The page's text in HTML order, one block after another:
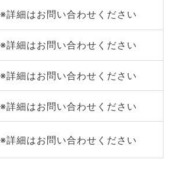
※詳細はお問い合わせください
※詳細はお問い合わせください
※詳細はお問い合わせください
※詳細はお問い合わせください
※詳細はお問い合わせください